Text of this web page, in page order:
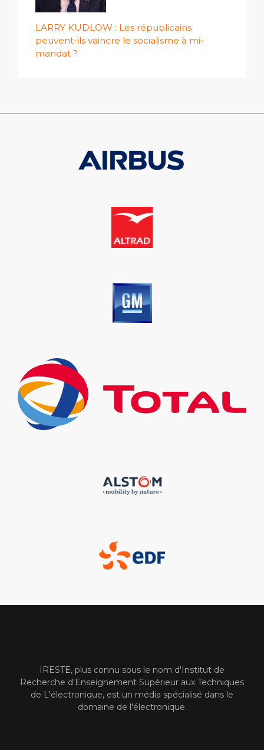
LARRY KUDLOW : Les républicains
peuvent-ils vaincre le socialisme à mi-
mandat ?
IRESTE, plus connu sous le nom d'Institut de
Recherche d'Enseignement Supérieur aux Techniques
de L'électronique, est un média spécialisé dans le
domaine de l'électronique.